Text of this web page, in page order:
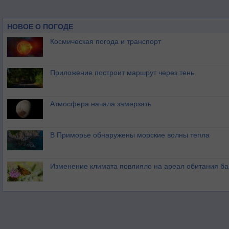
НОВОЕ О ПОГОДЕ
Космическая погода и транспорт
Приложение построит маршрут через тень
Атмосфера начала замерзать
В Приморье обнаружены морские волны тепла
Изменение климата повлияло на ареал обитания